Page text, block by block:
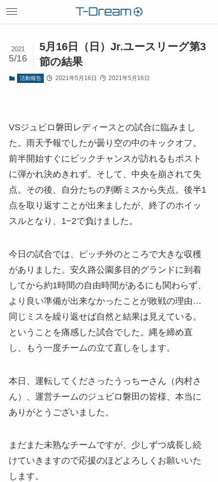
5月16日（日）Jr.ユースリーグ第3
節の結果
2021
5/16
活動報告 2021年5月16日 2021年5月16日
VSジュビロ磐田レディースとの試合に臨みまし
た。雨天予報でしたが曇り空の中のキックオフ。
前半開始すぐにビックチャンスが訪れるもポスト
に弾かれ決めきれず。そして、中央を崩されて失
点。その後、自分たちの判断ミスから失点。後半1
点を取り返すことが出来ましたが、終了のホイッ
スルとなり、1−2で負けました。
今日の試合では、ピッチ外のところで大きな収穫
がありました。安久路公園多目的グランドに到着
してから約1時間の自由時間があるにも関わらず、
より良い準備が出来なかったことが敗戦の理由…
同じミスを繰り返せば自然と結果は見えている。
ということを痛感した試合でした。縄を締め直
し、もう一度チームの立て直しをします。
本日、運転してくださったうっちーさん（内村さ
ん）、運営チームのジュビロ磐田の皆様、本当に
ありがとうございました。
まだまた未熟なチームですが、少しずつ成長し続
けていきますので応援のほどよろしくお願いいた
します。